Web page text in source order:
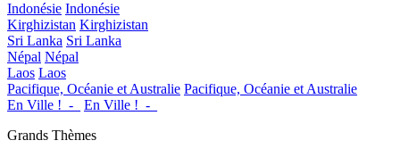
Indonésie Indonésie
Kirghizistan Kirghizistan
Sri Lanka Sri Lanka
Népal Népal
Laos Laos
Pacifique, Océanie et Australie Pacifique, Océanie et Australie
En Ville !_-_
En Ville !_-_
Grands Thèmes